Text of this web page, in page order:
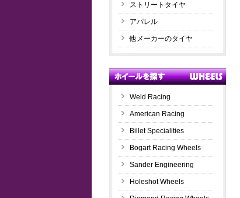
ストリートタイヤ
アパレル
他メーカーのタイヤ
Weld Racing
American Racing
Billet Specialities
Bogart Racing Wheels
Sander Engineering
Holeshot Wheels